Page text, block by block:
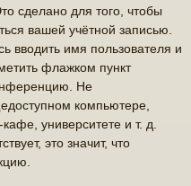
сделано для того, чтобы
вашей учётной записью.
вводить имя пользователя и
флажком пункт
Не
компьютере,
университете и т. д.
это значит, что